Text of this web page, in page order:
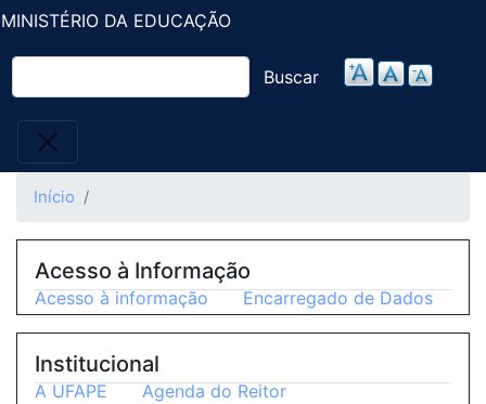
MINISTÉRIO DA EDUCAÇÃO
Buscar
Início
Acesso à Informação
Acesso à informação Encarregado de Dados
Institucional
A UFAPE
Agenda do Reitor